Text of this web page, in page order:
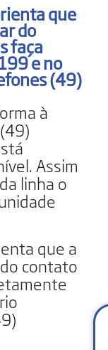
que
do
faça
e no
(49)
à
Assim
linha o
que a
contato